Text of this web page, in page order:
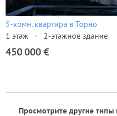
5-комн. квартира в Торно
1 этаж
2-этажное здание
450 000 €
Просмотрите другие